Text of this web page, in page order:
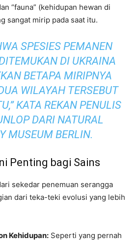
“fauna” (kehidupan hewan di
sangat mirip pada saat itu.
SPESIES PEMANEN
DI UKRAINA
BETAPA MIRIPNYA
WILAYAH TERSEBUT
KATA REKAN PENULIS
DARI NATURAL
MUSEUM BERLIN.
Penting bagi Sains
sekedar penemuan serangga
dari teka-teki evolusi yang lebih
Kehidupan: Seperti yang pernah